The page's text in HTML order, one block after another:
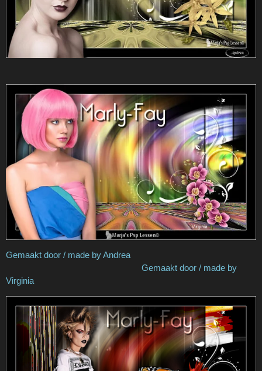
Gemaakt door / made by Andrea
Gemaakt door / made by
Virginia